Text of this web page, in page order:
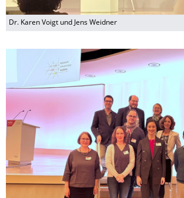
Dr. Karen Voigt und Jens Weidner